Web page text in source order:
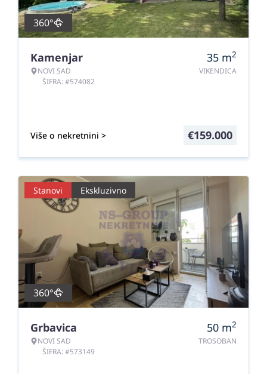
360°
Kamenjar
NOVI SAD
ŠIFRA: #574082
35 m2
VIKENDICA
Više o nekretnini > €159.000
Stanovi Ekskluzivno
360°
Grbavica
NOVI SAD
ŠIFRA: #573149
50 m2
TROSOBAN